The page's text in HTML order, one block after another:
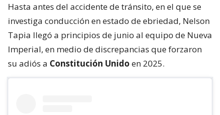
Hasta antes del accidente de tránsito, en el que se
investiga conducción en estado de ebriedad, Nelson
Tapia llegó a principios de junio al equipo de Nueva
Imperial, en medio de discrepancias que forzaron
su adiós a Constitución Unido en 2025.